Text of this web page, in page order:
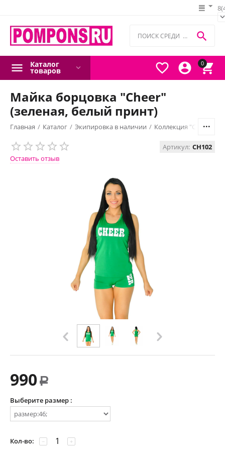
0




Каталог
товаров
Майка борцовка "Cheer"
(зеленая, белый принт)
Главная / Каталог / Экипировка в наличии / Коллекция
Оставить отзыв
Артикул: CH102
990 Р
Выберите размер :
Кол-во: +
−